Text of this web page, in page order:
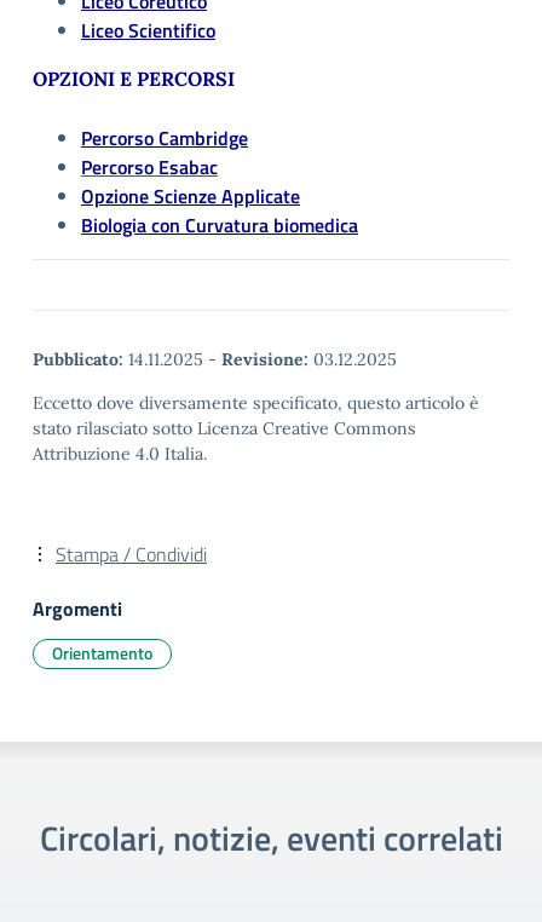
Liceo Scientifico
OPZIONI E PERCORSI
Percorso Cambridge
Percorso Esabac
Opzione Scienze Applicate
Biologia con Curvatura biomedica
Pubblicato: 14.11.2025 - Revisione: 03.12.2025
Eccetto dove diversamente specificato, questo articolo è
stato rilasciato sotto Licenza Creative Commons
Attribuzione 4.0 Italia.
Stampa / Condividi
Argomenti
Orientamento
Circolari, notizie, eventi correlati